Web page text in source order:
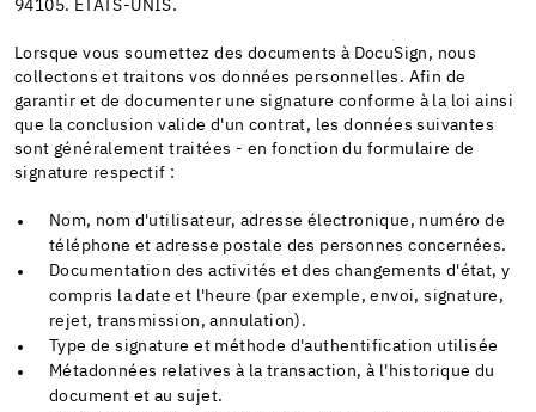
94105. ÉTATS-UNIS.
Lorsque vous soumettez des documents à DocuSign, nous
collectons et traitons vos données personnelles. Afin de
garantir et de documenter une signature conforme à la loi ainsi
que la conclusion valide d'un contrat, les données suivantes
sont généralement traitées - en fonction du formulaire de
signature respectif :
Nom, nom d'utilisateur, adresse électronique, numéro de
téléphone et adresse postale des personnes concernées.
Documentation des activités et des changements d'état, y
compris la date et l'heure (par exemple, envoi, signature,
rejet, transmission, annulation).
Type de signature et méthode d'authentification utilisée
Métadonnées relatives à la transaction, à l'historique du
document et au sujet.